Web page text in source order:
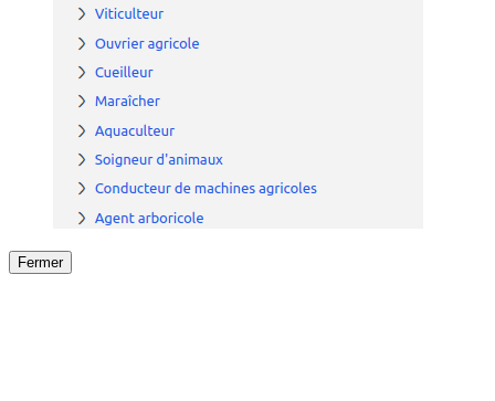
Fermer